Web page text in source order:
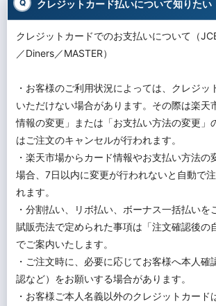
クレジットカード払いについて知りたい
クレジットカードでのお支払いについて（
／Diners／MASTER）
・お客様のご利用状況によっては、クレジッ
いただけない場合があります。その際は楽天
情報の変更」または「お支払い方法の変更」
はご注文のキャンセルが行われます。
・楽天市場からカード情報やお支払い方法の
場合、7日以内に変更が行われないと自動で
れます。
・分割払い、リボ払い、ボーナス一括払いを
賦販売法で定められた事項は「注文確認後の
でご案内いたします。
・ご注文時に、必要に応じてお客様へ本人確
認など）をお願いする場合があります。
・お客様ご本人名義以外のクレジットカード